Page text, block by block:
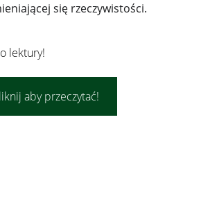
się rzeczywistości.
lektury!
aby przeczytać!